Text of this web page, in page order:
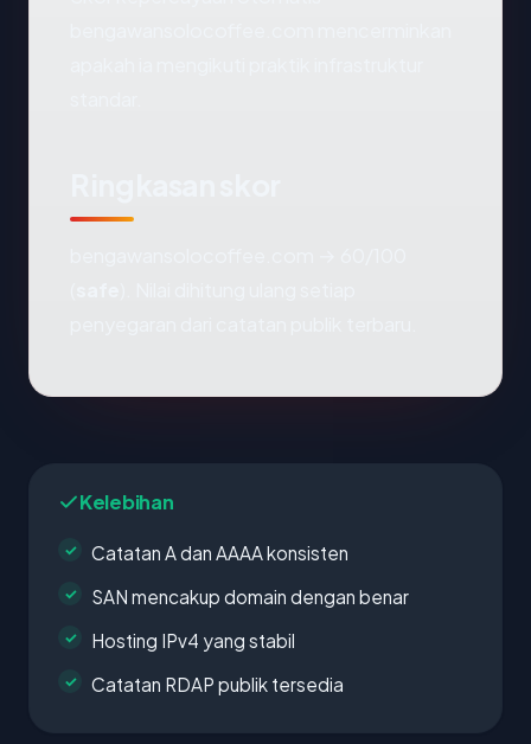
Kelebihan
Catatan A dan AAAA konsisten
SAN mencakup domain dengan benar
Hosting IPv4 yang stabil
Catatan RDAP publik tersedia